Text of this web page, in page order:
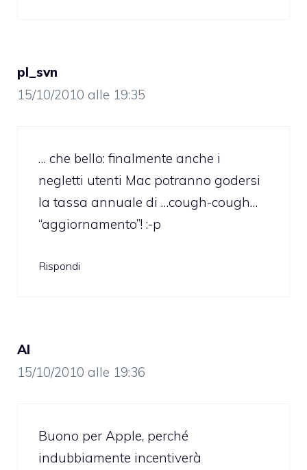
pl_svn
15/10/2010 alle 19:35
… che bello: finalmente anche i
negletti utenti Mac potranno godersi
la tassa annuale di …cough-cough…
“aggiornamento”! :-p
Rispondi
Al
15/10/2010 alle 19:36
Buono per Apple, perché
indubbiamente incentiverà